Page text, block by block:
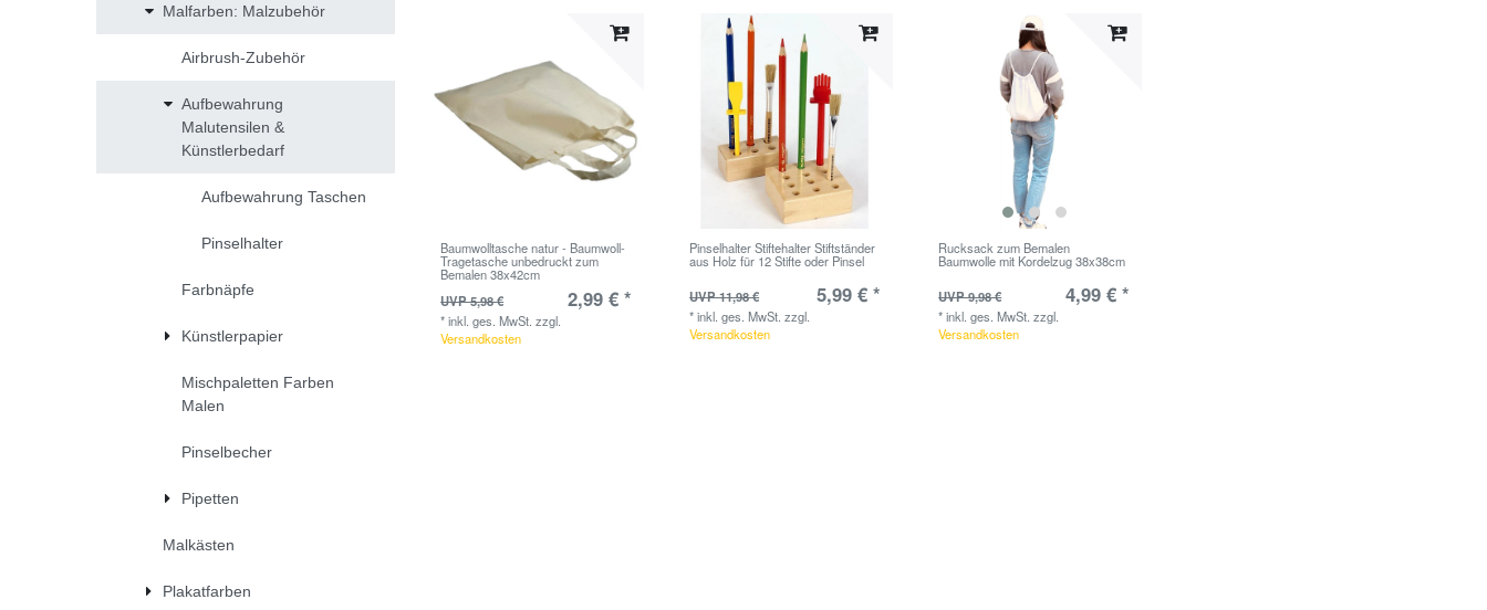
Malfarben: Malzubehör
Airbrush-Zubehör
Aufbewahrung
Malutensilen &
Künstlerbedarf
Aufbewahrung Taschen
Pinselhalter
Farbnäpfe
Künstlerpapier
Mischpaletten Farben
Malen
Pinselbecher
Pipetten
Malkästen
Plakatfarben
Baumwolltasche natur - Baumwoll-
Tragetasche unbedruckt zum
Bemalen 38x42cm
UVP 5,98 €
2,99 € *
*inkl. ges. MwSt. zzgl.
Versandkosten
Pinselhalter Stiftehalter Stiftständer
aus Holz für 12 Stifte oder Pinsel
UVP 11,98 €
5,99 € *
*inkl. ges. MwSt. zzgl.
Versandkosten
Rucksack zum Bemalen
Baumwolle mit Kordelzug 38x38cm
UVP 9,98 €
4,99 € *
*inkl. ges. MwSt. zzgl.
Versandkosten